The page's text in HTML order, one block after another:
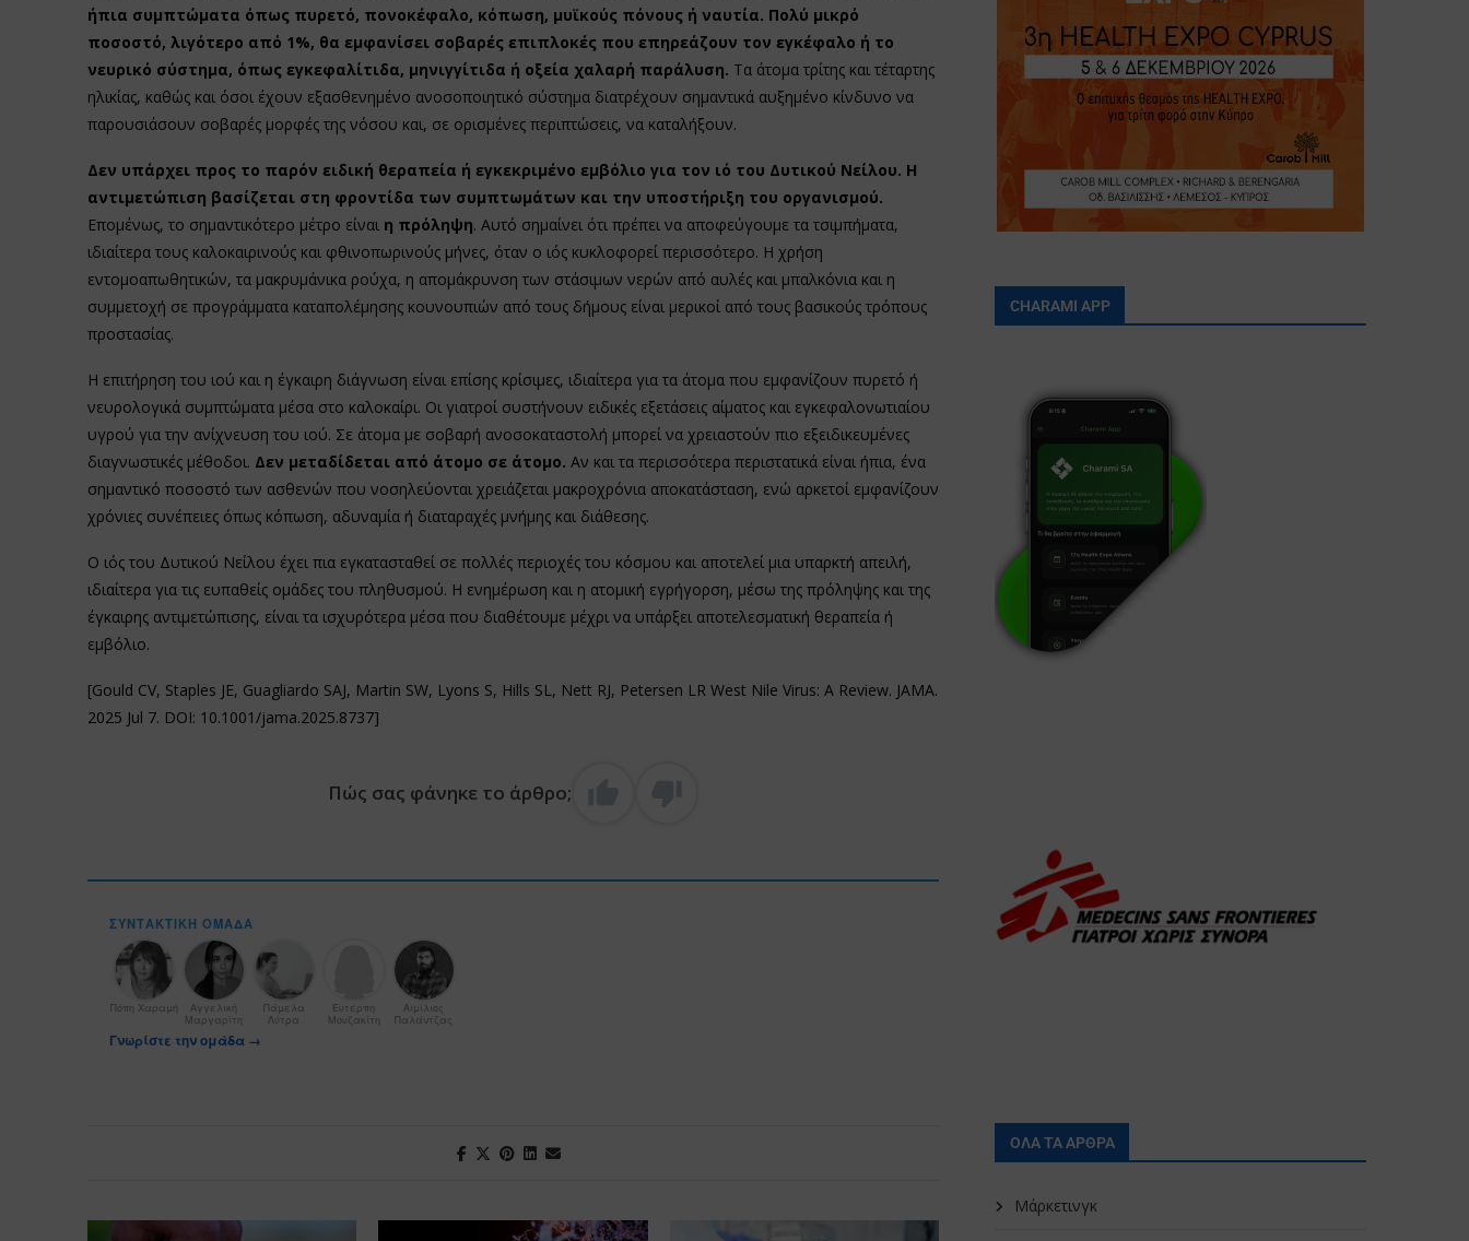
ήπια συμπτώματα όπως πυρετό, πονοκέφαλο, κόπωση, μυϊκούς πόνους ή ναυτία. Πολύ μικρό
ποσοστό, λιγότερο από 1%, θα εμφανίσει σοβαρές επιπλοκές που επηρεάζουν τον εγκέφαλο ή το
νευρικό σύστημα, όπως εγκεφαλίτιδα, μηνιγγίτιδα ή οξεία χαλαρή παράλυση. Τα άτομα τρίτης και τέταρτης
ηλικίας, καθώς και όσοι έχουν εξασθενημένο ανοσοποιητικό σύστημα διατρέχουν σημαντικά αυξημένο κίνδυνο να
παρουσιάσουν σοβαρές μορφές της νόσου και, σε ορισμένες περιπτώσεις, να καταλήξουν.
Δεν υπάρχει προς το παρόν ειδική θεραπεία ή εγκεκριμένο εμβόλιο για τον ιό του Δυτικού Νείλου. Η
αντιμετώπιση βασίζεται στη φροντίδα των συμπτωμάτων και την υποστήριξη του οργανισμού.
Επομένως, το σημαντικότερο μέτρο είναι η πρόληψη. Αυτό σημαίνει ότι πρέπει να αποφεύγουμε τα τσιμπήματα,
ιδιαίτερα τους καλοκαιρινούς και φθινοπωρινούς μήνες, όταν ο ιός κυκλοφορεί περισσότερο. Η χρήση
εντομοαπωθητικών, τα μακρυμάνικα ρούχα, η απομάκρυνση των στάσιμων νερών από αυλές και μπαλκόνια και η
συμμετοχή σε προγράμματα καταπολέμησης κουνουπιών από τους δήμους είναι μερικοί από τους βασικούς τρόπους
προστασίας.
Η επιτήρηση του ιού και η έγκαιρη διάγνωση είναι επίσης κρίσιμες, ιδιαίτερα για τα άτομα που εμφανίζουν πυρετό ή
νευρολογικά συμπτώματα μέσα στο καλοκαίρι. Οι γιατροί συστήνουν ειδικές εξετάσεις αίματος και εγκεφαλονωτιαίου
υγρού για την ανίχνευση του ιού. Σε άτομα με σοβαρή ανοσοκαταστολή μπορεί να χρειαστούν πιο εξειδικευμένες
διαγνωστικές μέθοδοι. Δεν μεταδίδεται από άτομο σε άτομο. Αν και τα περισσότερα περιστατικά είναι ήπια, ένα
σημαντικό ποσοστό των ασθενών που νοσηλεύονται χρειάζεται μακροχρόνια αποκατάσταση, ενώ αρκετοί εμφανίζουν
χρόνιες συνέπειες όπως κόπωση, αδυναμία ή διαταραχές μνήμης και διάθεσης.
Ο ιός του Δυτικού Νείλου έχει πια εγκατασταθεί σε πολλές περιοχές του κόσμου και αποτελεί μια υπαρκτή απειλή,
ιδιαίτερα για τις ευπαθείς ομάδες του πληθυσμού. Η ενημέρωση και η ατομική εγρήγορση, μέσω της πρόληψης και της
έγκαιρης αντιμετώπισης, είναι τα ισχυρότερα μέσα που διαθέτουμε μέχρι να υπάρξει αποτελεσματική θεραπεία ή
εμβόλιο.
[Gould CV, Staples JE, Guagliardo SAJ, Martin SW, Lyons S, Hills SL, Nett RJ, Petersen LR West Nile Virus: A Review. JAMA.
2025 Jul 7. DOI: 10.1001/jama.2025.8737]
Πώς σας φάνηκε το άρθρο;
ΣΥΝΤΑΚΤΙΚΉ ΟΜΆΔΑ
Πόπη Χαραμή
Αγγελική
Μαργαρίτη
Πάμελα
Λύτρα
Ευτέρπη
Μουζακίτη
Αιμίλιος
Παλάντζας
Γνωρίστε την ομάδα →
CHARAMI APP
ΟΛΑ ΤΑ ΑΡΘΡΑ
Μάρκετινγκ